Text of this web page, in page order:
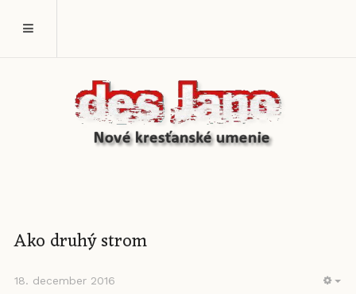
Ako druhý strom
18. december 2016